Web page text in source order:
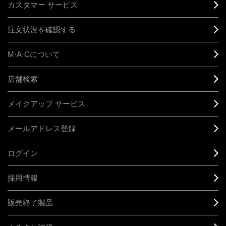
カスタマー サービス
注文状況を確認する
M·A·Cについて
店舗検索
メイクアップ サービス
メールアドレス登録
ログイン
採用情報
販売終了製品